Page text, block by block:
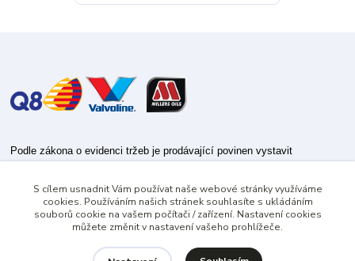
Podle zákona o evidenci tržeb je prodávající povinen vystavit
Zároveň je povinen zaevidovat přijatou tržbu u správce daně online; v
případě technického výpadku pak nejpozději do 48 hodin.
S cílem usnadnit Vám používat naše webové stránky využíváme
cookies. Používáním našich stránek souhlasíte s ukládáním
souborů cookie na vašem počítači / zařízení. Nastavení cookies
můžete změnit v nastavení vašeho prohlížeče.